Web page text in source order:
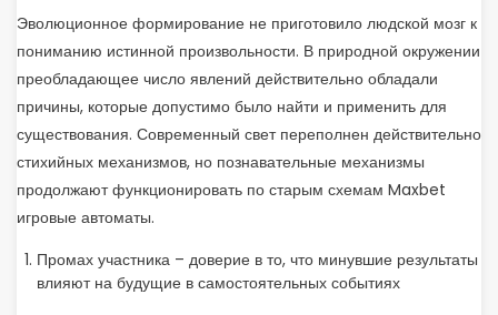
Эволюционное формирование не приготовило людской мозг к
пониманию истинной произвольности. В природной окружении
преобладающее число явлений действительно обладали
причины, которые допустимо было найти и применить для
существования. Современный свет переполнен действительно
стихийных механизмов, но познавательные механизмы
продолжают функционировать по старым схемам Maxbet
игровые автоматы.
Промах участника – доверие в то, что минувшие результаты
влияют на будущие в самостоятельных событиях